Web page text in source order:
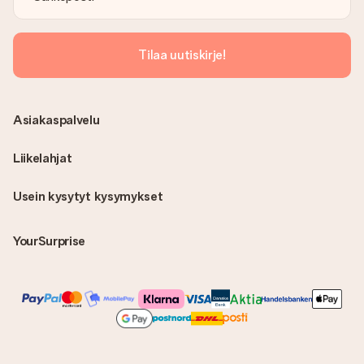
Tilaa uutiskirje!
Usein kysytyt kysymykset
YourSurprise
Asiakaspalvelu
Liikelahjat